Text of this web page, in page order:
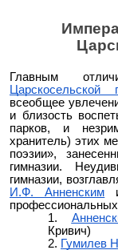
Главным
Царскосельской
всеобщее
и близость
парков, и
хранитель) этих
поэзии»,
гимназии.
гимназии,
И.Ф. Анненским
Кривич)
Гумилев